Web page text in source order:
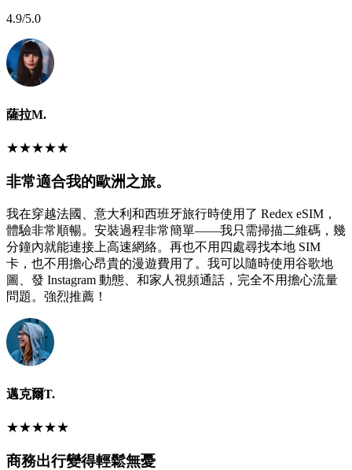
4.9/5.0
薩拉M.
★★★★★
非常適合我的歐洲之旅。
我在穿越法國、意大利和西班牙旅行時使用了 Redex eSIM，
體驗非常順暢。安裝過程非常簡單——我只需掃描二維碼，幾
分鐘內就能連接上高速網絡。再也不用四處尋找本地 SIM
卡，也不用擔心昂貴的漫遊費用了。我可以隨時使用谷歌地
圖、發 Instagram 動態、和家人視頻通話，完全不用擔心流量
問題。強烈推薦！
邁克爾T.
★★★★★
商務出行變得輕鬆無憂